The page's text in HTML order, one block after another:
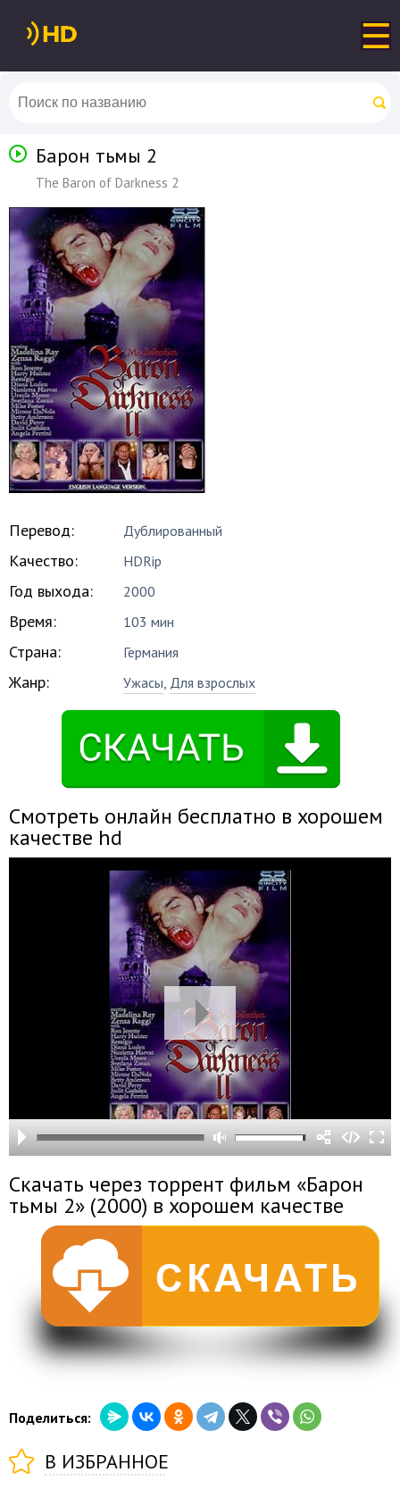
Барон тьмы 2
The Baron of Darkness 2
Перевод: Дублированный
Качество: HDRip
Год выхода: 2000
Время: 103 мин
Страна: Германия
Жанр: Ужасы, Для взрослых
Смотреть онлайн бесплатно в хорошем
качестве hd
Скачать через торрент фильм «Барон
тьмы 2» (2000) в хорошем качестве
Поделиться:
В ИЗБРАННОЕ